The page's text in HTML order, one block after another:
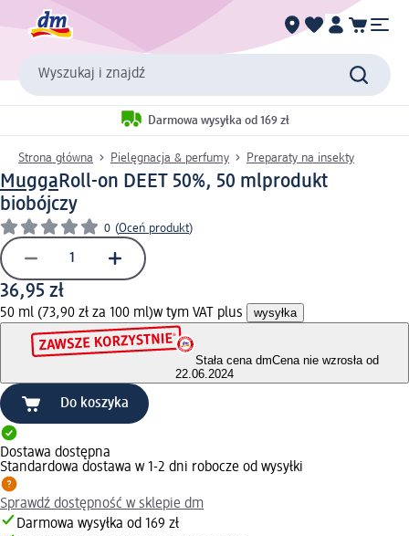
Wyszukaj i znajdź
Darmowa wysyłka od 169 zł
Strona główna Pielęgnacja & perfumy Preparaty na insekty
MuggaRoll-on DEET 50%, 50 mlprodukt
biobójczy
0 (Oceń produkt)
36,95 zł
50 ml (73,90 zł za 100 ml)w tym VAT plus wysyłka
Stała cena dmCena nie wzrosła od
22.06.2024
Do koszyka
Dostawa dostępna
Standardowa dostawa w 1-2 dni robocze od wysyłki
Sprawdź dostępność w sklepie dm
Darmowa wysyłka od 169 zł